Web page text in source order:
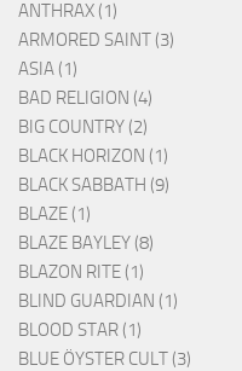
ANTHRAX (1)
ARMORED SAINT (3)
ASIA (1)
BAD RELIGION (4)
BIG COUNTRY (2)
BLACK HORIZON (1)
BLACK SABBATH (9)
BLAZE (1)
BLAZE BAYLEY (8)
BLAZON RITE (1)
BLIND GUARDIAN (1)
BLOOD STAR (1)
BLUE ÖYSTER CULT (3)